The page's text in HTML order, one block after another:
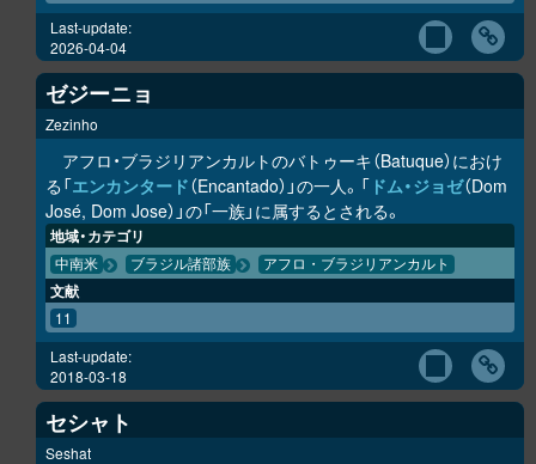
Last-update:
2026-04-04
ゼジーニョ
Zezinho
アフロ・ブラジリアンカルトのバトゥーキ（Batuque）におけ
る「エンカンタード（Encantado）」の一人。「 ドム・ジョゼ（Dom
José, Dom Jose）」の「一族」に属するとされる。
地域・カテゴリ
中南米 ブラジル諸部族 アフロ・ブラジリアンカルト
文献
11
Last-update:
2018-03-18
セシャト
Seshat